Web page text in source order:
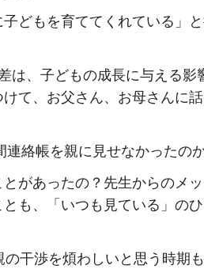
子どもを育ててくれている」
は、子どもの成長に与える影
て、お父さん、お母さんに
絡帳を親に見せなかったの
があったの？先生からのメ
も、「いつも見ている」の
干渉を煩わしいと思う時期も